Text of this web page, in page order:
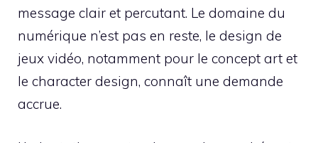
message clair et percutant. Le domaine du
numérique n’est pas en reste, le design de
jeux vidéo, notamment pour le concept art et
le character design, connaît une demande
accrue.